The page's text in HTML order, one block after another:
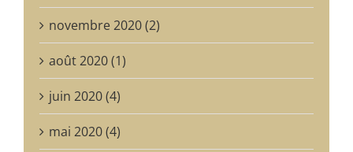
novembre 2020 (2)
août 2020 (1)
juin 2020 (4)
mai 2020 (4)